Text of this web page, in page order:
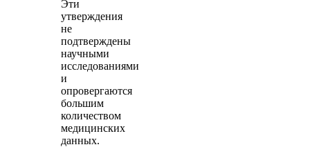
Эти
утверждения
не
подтверждены
научными
исследованиями
и
опровергаются
большим
количеством
медицинских
данных.